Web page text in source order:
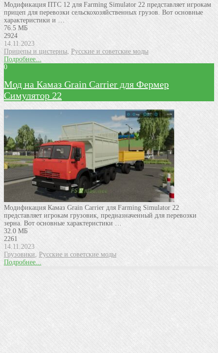
Модификация ПТС 12 для Farming Simulator 22 представляет игрокам
прицеп для перевозки сельскохозяйственных грузов. Вот основные
характеристики и …
76.5 МБ
2924
14.11.2023
Прицепы и цистерны Русские и советские моды
Подробнее...
0
Мод на Камаз Grain Carrier для Фермер
Симулятор 22
Модификация Камаз Grain Carrier для Farming Simulator 22
представляет игрокам грузовик, предназначенный для перевозки
зерна. Вот основные характеристики …
32.0 МБ
2261
14.11.2023
Грузовики Русские и советские моды
Подробнее...